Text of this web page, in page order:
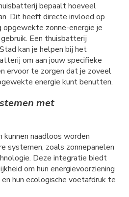
bepaalt hoeveel
Dit heeft directe invloed op
opgewekte zonne-energie je
Een thuisbatterij
kan je helpen bij het
om aan jouw specifieke
ervoor te zorgen dat je zoveel
energie kunt benutten.
met
naadloos worden
systemen, zoals zonnepanelen
Deze integratie biedt
om hun energievoorziening
hun ecologische voetafdruk te